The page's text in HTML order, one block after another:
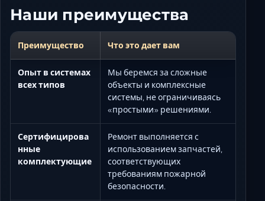
Наши преимущества
Преимущество Что это дает вам
Опыт в системах
всех типов
Мы беремся за сложные
объекты и комплексные
системы, не ограничиваясь
«простыми» решениями.
Сертифицирова
нные
комплектующие
Ремонт выполняется с
использованием запчастей,
соответствующих
требованиям пожарной
безопасности.